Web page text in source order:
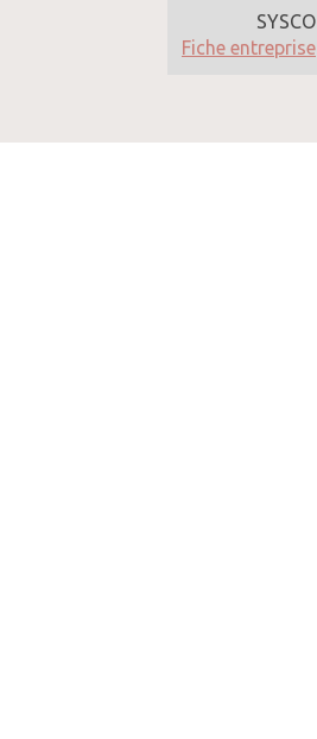
SYSCO
Fiche entreprise